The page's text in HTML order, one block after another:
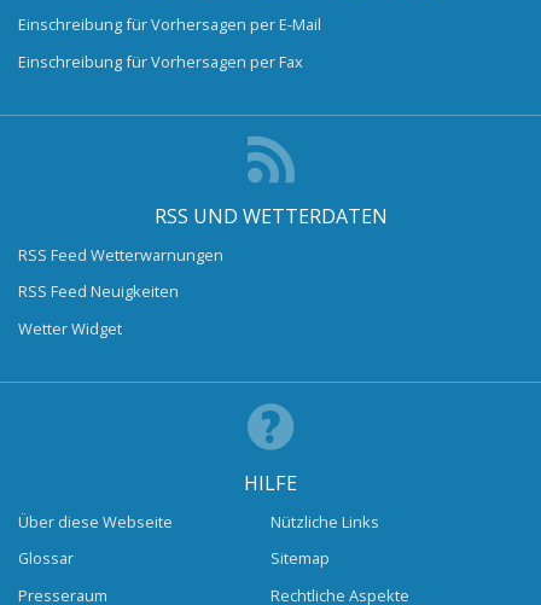
Einschreibung für Vorhersagen per E-Mail
Einschreibung für Vorhersagen per Fax
RSS UND WETTERDATEN
RSS Feed Wetterwarnungen
RSS Feed Neuigkeiten
Wetter Widget
HILFE
Über diese Webseite
Glossar
Presseraum
Nützliche Links
Sitemap
Rechtliche Aspekte